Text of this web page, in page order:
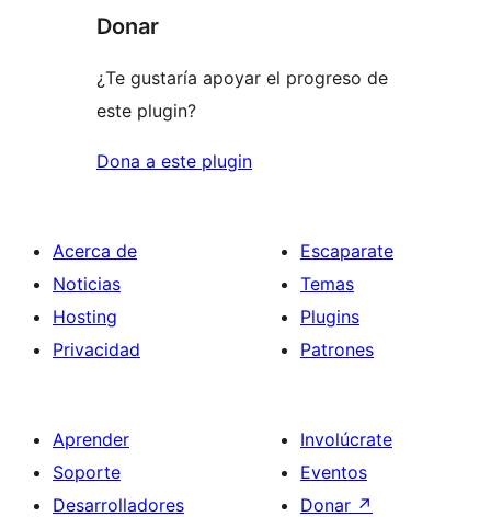
Donar
¿Te gustaría apoyar el progreso de
este plugin?
Dona a este plugin
Acerca de
Noticias
Hosting
Privacidad
Escaparate
Temas
Plugins
Patrones
Aprender
Soporte
Desarrolladores
Involúcrate
Eventos
Donar ↗